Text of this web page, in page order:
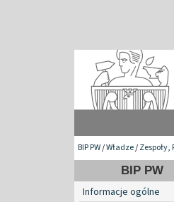
BIP PW/Władze/
BIP PW
Informacje ogólne